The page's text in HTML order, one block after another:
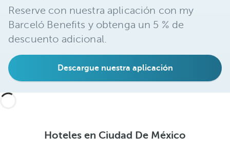
Reserve con nuestra aplicación con my
Barceló Benefits y obtenga un 5 % de
descuento adicional.
Descargue nuestra aplicación
Hoteles en Ciudad De México